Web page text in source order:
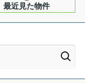
最近見た物件